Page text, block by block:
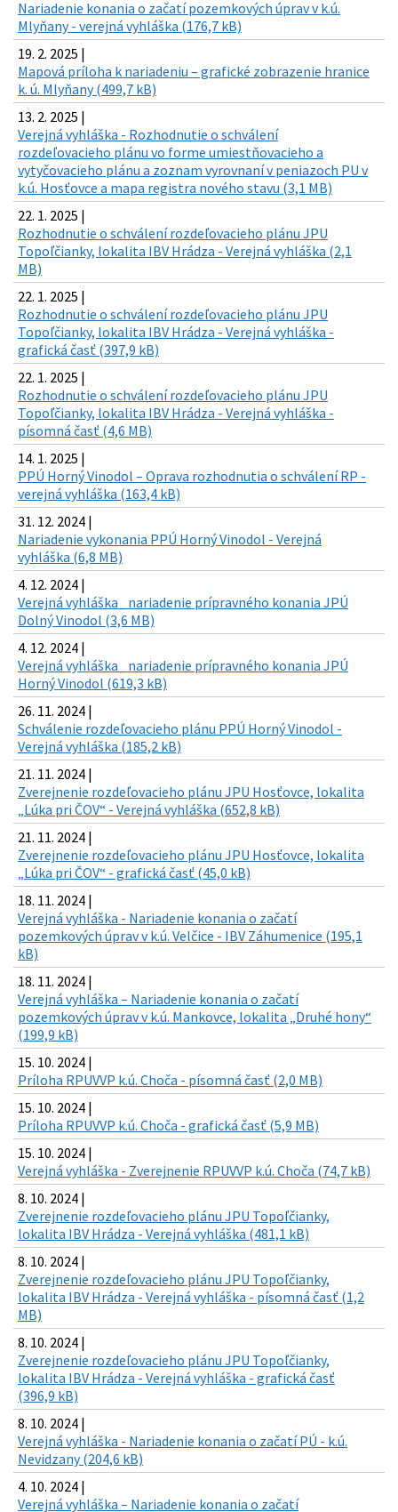
Nariadenie konania o začatí pozemkových úprav v k.ú.
Mlyňany - verejná vyhláška (176,7 kB)
19. 2. 2025 |
Mapová príloha k nariadeniu – grafické zobrazenie hranice
k. ú. Mlyňany (499,7 kB)
13. 2. 2025 |
Verejná vyhláška - Rozhodnutie o schválení
rozdeľovacieho plánu vo forme umiestňovacieho a
vytyčovacieho plánu a zoznam vyrovnaní v peniazoch PU v
k.ú. Hosťovce a mapa registra nového stavu (3,1 MB)
22. 1. 2025 |
Rozhodnutie o schválení rozdeľovacieho plánu JPU
Topoľčianky, lokalita IBV Hrádza - Verejná vyhláška (2,1
MB)
22. 1. 2025 |
Rozhodnutie o schválení rozdeľovacieho plánu JPU
Topoľčianky, lokalita IBV Hrádza - Verejná vyhláška -
grafická časť (397,9 kB)
22. 1. 2025 |
Rozhodnutie o schválení rozdeľovacieho plánu JPU
Topoľčianky, lokalita IBV Hrádza - Verejná vyhláška -
písomná časť (4,6 MB)
14. 1. 2025 |
PPÚ Horný Vinodol – Oprava rozhodnutia o schválení RP -
verejná vyhláška (163,4 kB)
31. 12. 2024 |
Nariadenie vykonania PPÚ Horný Vinodol - Verejná
vyhláška (6,8 MB)
4. 12. 2024 |
Verejná vyhláška_ nariadenie prípravného konania JPÚ
Dolný Vinodol (3,6 MB)
4. 12. 2024 |
Verejná vyhláška_ nariadenie prípravného konania JPÚ
Horný Vinodol (619,3 kB)
26. 11. 2024 |
Schválenie rozdeľovacieho plánu PPÚ Horný Vinodol -
Verejná vyhláška (185,2 kB)
21. 11. 2024 |
Zverejnenie rozdeľovacieho plánu JPU Hosťovce, lokalita
„Lúka pri ČOV“ - Verejná vyhláška (652,8 kB)
21. 11. 2024 |
Zverejnenie rozdeľovacieho plánu JPU Hosťovce, lokalita
„Lúka pri ČOV“ - grafická časť (45,0 kB)
18. 11. 2024 |
Verejná vyhláška - Nariadenie konania o začatí
pozemkových úprav v k.ú. Velčice - IBV Záhumenice (195,1
kB)
18. 11. 2024 |
Verejná vyhláška – Nariadenie konania o začatí
pozemkových úprav v k.ú. Mankovce, lokalita „Druhé hony“
(199,9 kB)
15. 10. 2024 |
Príloha RPUVVP k.ú. Choča - písomná časť (2,0 MB)
15. 10. 2024 |
Príloha RPUVVP k.ú. Choča - grafická časť (5,9 MB)
15. 10. 2024 |
Verejná vyhláška - Zverejnenie RPUVVP k.ú. Choča (74,7 kB)
8. 10. 2024 |
Zverejnenie rozdeľovacieho plánu JPU Topoľčianky,
lokalita IBV Hrádza - Verejná vyhláška (481,1 kB)
8. 10. 2024 |
Zverejnenie rozdeľovacieho plánu JPU Topoľčianky,
lokalita IBV Hrádza - Verejná vyhláška - písomná časť (1,2
MB)
8. 10. 2024 |
Zverejnenie rozdeľovacieho plánu JPU Topoľčianky,
lokalita IBV Hrádza - Verejná vyhláška - grafická časť
(396,9 kB)
8. 10. 2024 |
Verejná vyhláška - Nariadenie konania o začatí PÚ - k.ú.
Nevidzany (204,6 kB)
4. 10. 2024 |
Verejná vyhláška – Nariadenie konania o začatí